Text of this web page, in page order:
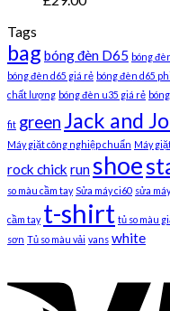
Tags
bag bóng đèn D65 bóng
bóng đèn d65 giá rẻ bóng đèn d65
chất lượng bóng đèn u35 giá rẻ
fit greenJack and
Máy giặt công nghiệp chuẩn Máy
rock chick runshoe
so màu cầm tay Sửa máy ci60 sửa
cầm tay t-shirt tủ so màu
sơn Tủ so màu vải vans white